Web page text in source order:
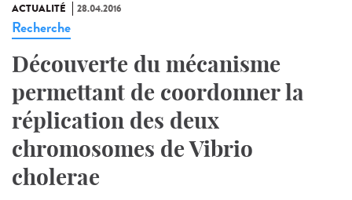
ACTUALITÉ 28.04.2016
Recherche
Découverte du mécanisme
permettant de coordonner la
réplication des deux
chromosomes de Vibrio
cholerae